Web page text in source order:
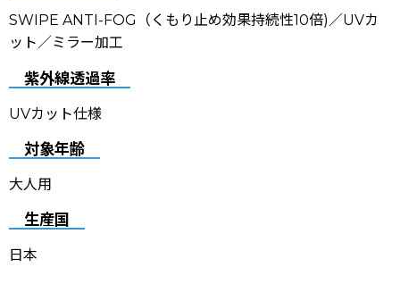
SWIPE ANTI-FOG（くもり止め効果持続性10倍)／UVカ
ット／ミラー加工
紫外線透過率
UVカット仕様
対象年齢
大人用
生産国
日本